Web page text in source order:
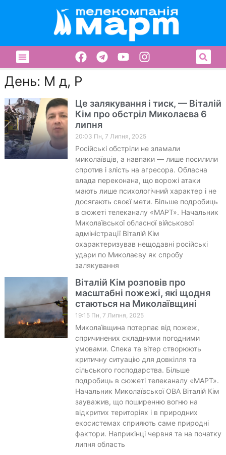
День: М д, Р
Це залякування і тиск, — Віталій
Кім про обстріл Миколаєва 6
липня
20:03 Пн, 7 Липня, 2025
Російські обстріли не зламали
миколаївців, а навпаки — лише посилили
спротив і злість на агресора. Обласна
влада переконана, що ворожі атаки
мають лише психологічний характер і не
досягають своєї мети. Більше подробиць
в сюжеті телеканалу «МАРТ». Начальник
Миколаївської обласної військової
адміністрації Віталій Кім
охарактеризував нещодавні російські
удари по Миколаєву як спробу
залякування
Віталій Кім розповів про
масштабні пожежі, які щодня
стаються на Миколаївщині
19:15 Пн, 7 Липня, 2025
Миколаївщина потерпає від пожеж,
спричинених складними погодними
умовами. Спека та вітер створюють
критичну ситуацію для довкілля та
сільського господарства. Більше
подробиць в сюжеті телеканалу «МАРТ».
Начальник Миколаївської ОВА Віталій Кім
зауважив, що поширенню вогню на
відкритих територіях і в природних
екосистемах сприяють саме природні
фактори. Наприкінці червня та на початку
липня область